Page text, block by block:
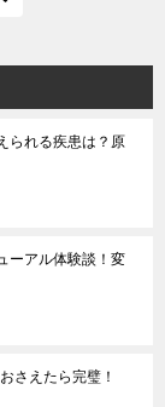
られる疾患は？原
ーアル体験談！変
さえたら完璧！